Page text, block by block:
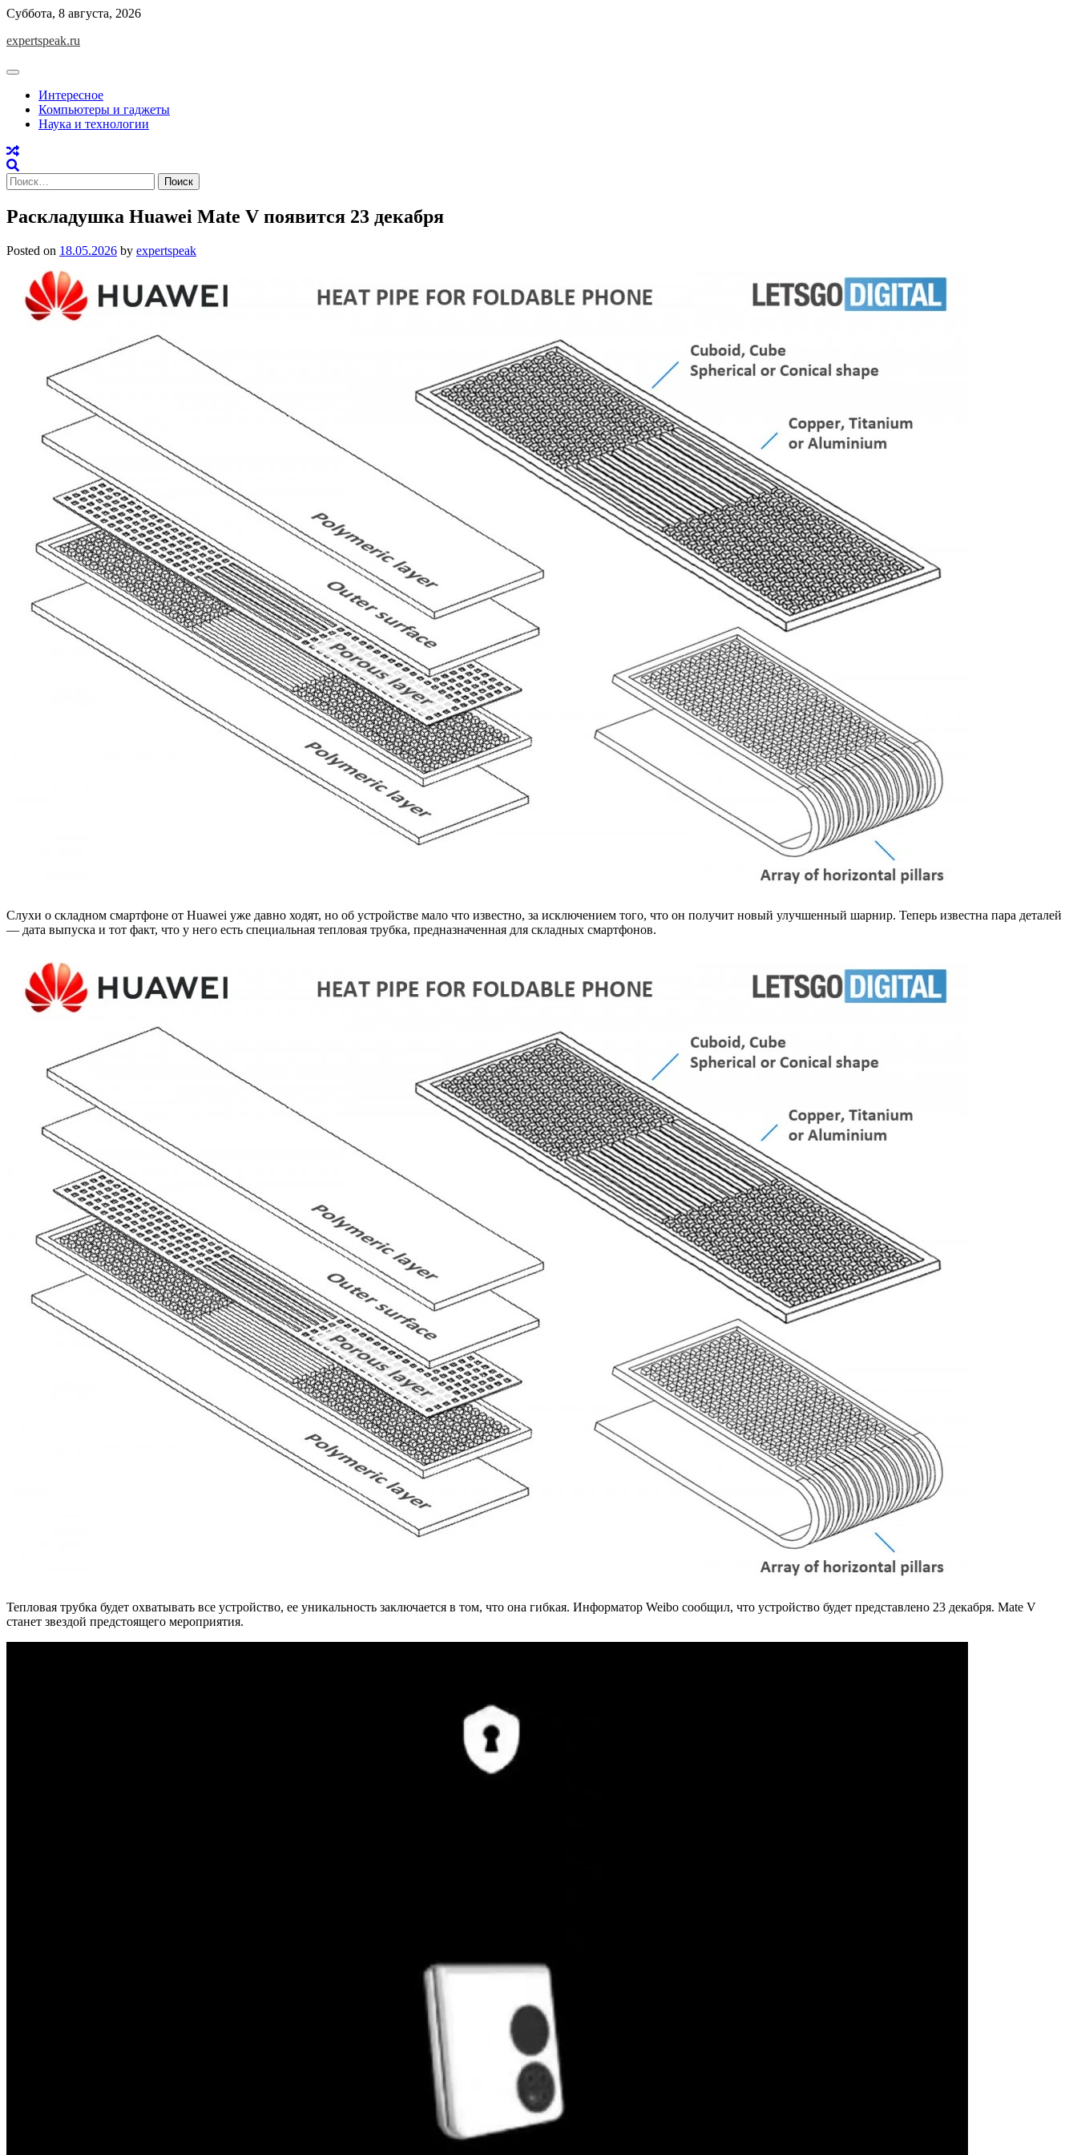
Skip
content
Суббота, 8 августа, 2026
expertspeak.ru
Интересное
Компьютеры и гаджеты
Наука и технологии
Найти:
Раскладушка Huawei Mate V появится 23 декабря
Posted on 18.05.2026 by expertspeak
Слухи о складном смартфоне от Huawei уже давно ходят, но об устройстве мало что известно, за исключением того, что он получит новый улучшенный шарнир. Теперь известна пара деталей
— дата выпуска и тот факт, что у него есть специальная тепловая трубка, предназначенная для складных смартфонов.
Тепловая трубка будет охватывать все устройство, ее уникальность заключается в том, что она гибкая. Информатор Weibo сообщил, что устройство будет представлено 23 декабря. Mate V
станет звездой предстоящего мероприятия.